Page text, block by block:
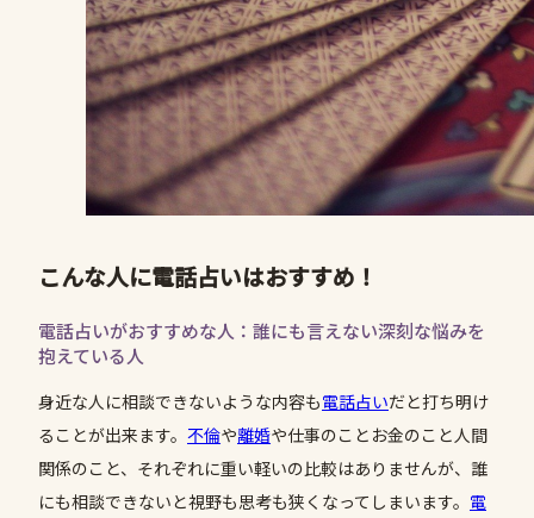
こんな人に電話占いはおすすめ！
電話占いがおすすめな人：誰にも言えない深刻な悩みを
抱えている人
身近な人に相談できないような内容も電話占いだと打ち明け
ることが出来ます。 不倫や離婚や仕事のことお金のこと人間
関係のこと、それぞれに重い軽いの比較はありませんが、誰
にも相談できないと視野も思考も狭くなってしまいます。 電